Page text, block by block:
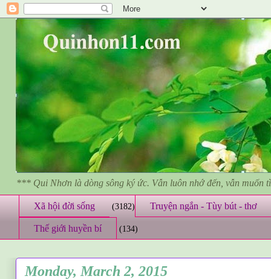
*** Qui Nhơn là dòng sông ký ức. Vẫn luôn nhớ đến, vẫn muốn
Xã hội đời sống (3182) Truyện ngắn - Tùy bút - thơ
Thế giới huyền bí (134)
Monday, March 2, 2015